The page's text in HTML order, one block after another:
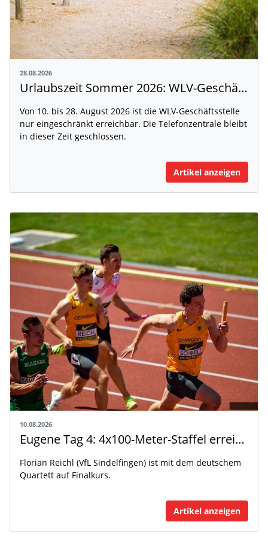
28.08.2026
Urlaubszeit Sommer 2026: WLV-Geschäftsstelle nur eingeschränkt erreichbar
Von 10. bis 28. August 2026 ist die WLV-Geschäftsstelle
nur eingeschränkt erreichbar. Die Telefonzentrale bleibt
in dieser Zeit geschlossen.
Artikel anzeigen
10.08.2026
Eugene Tag 4: 4x100-Meter-Staffel erreicht das Finale, Julia Ehrle wird Achte
Florian Reichl (VfL Sindelfingen) ist mit dem deutschem
Quartett auf Finalkurs.
Artikel anzeigen